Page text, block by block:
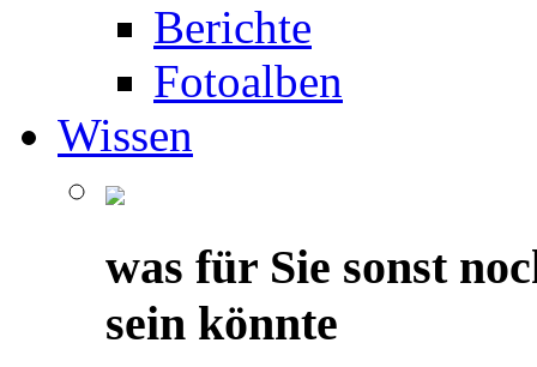
Berichte
Fotoalben
Wissen
was für Sie sonst
sein könnte